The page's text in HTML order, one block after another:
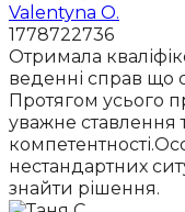
Valentyna O.
1778722736
Отримала
веденні справ що
Протягом усього
уважне ставлення
нестандартних
знайти рішення.